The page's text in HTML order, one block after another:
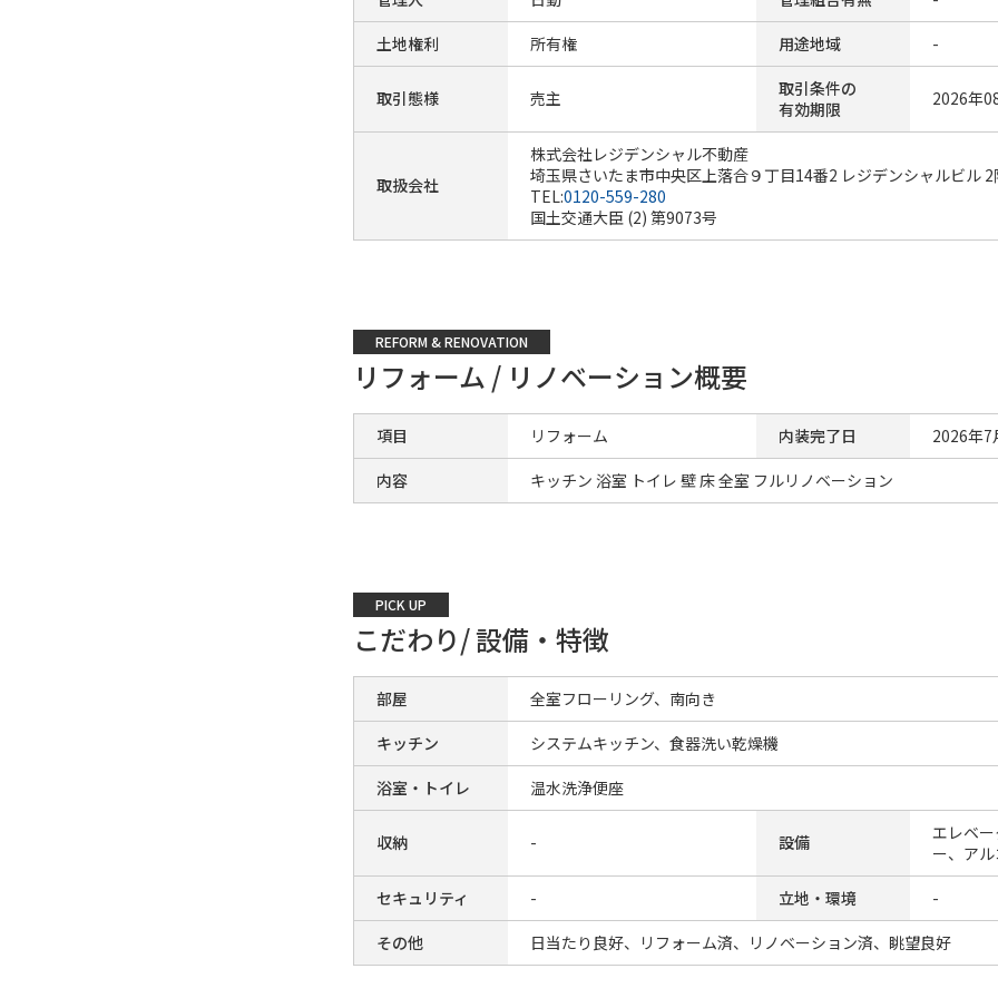
土地権利
所有権 用途地域 -
取引態様 売主
取引条件の
有効期限
2026年
取扱会社
株式会社レジデンシャル不動産
埼玉県さいたま市中央区上落合９丁目14番2 レジデンシャルビル 2
TEL:0120-559-280
国土交通大臣 (2) 第9073号
REFORM & RENOVATION
リフォーム / リノベーション概要
項目 リフォーム 内装完了日
2026年7
内容
キッチン 浴室 トイレ 壁 床 全室 フルリノベーション
PICK UP
こだわり/ 設備・特徴
部屋
全室フローリング、南向き
キッチン
システムキッチン、食器洗い乾燥機
浴室・トイレ
温水洗浄便座
収納 - 設備
エレベ
ー、ア
セキュリティ
- 立地・環境
-
その他
日当たり良好、リフォーム済、リノベーション済、眺望良好